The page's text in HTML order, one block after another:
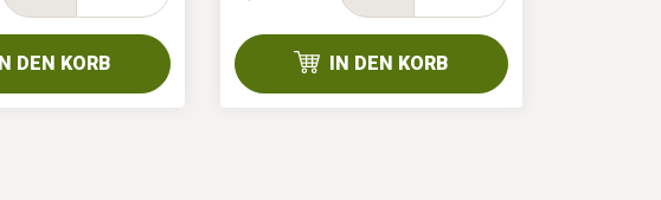
IN DEN KORB IN DEN KORB